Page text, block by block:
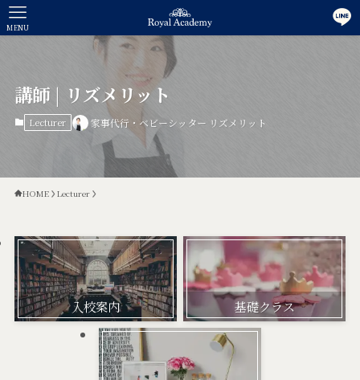
MENU
講師 | リズメリット
Lecturer 家事代行・ベビーシッター リズメリット
HOME Lecturer
入校案内 基礎クラス